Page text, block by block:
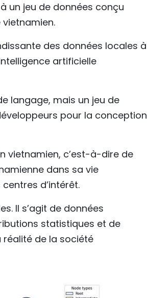
un jeu de données conçu
des données locales à
artificielle
langage, mais un jeu de
pour la conception
vietnamien, c’est-à-dire de
dans sa vie
d’intérêt.
Il s’agit de données
statistiques et de
de la société